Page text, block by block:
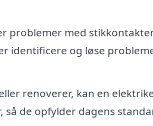
problemer med
identificere og løse
renoverer, kan en
så de opfylder dagens